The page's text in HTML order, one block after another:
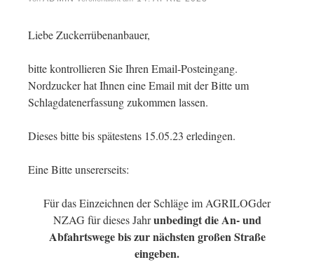
Liebe Zuckerrübenanbauer,
bitte kontrollieren Sie Ihren Email-Posteingang.
Nordzucker hat Ihnen eine Email mit der Bitte um
Schlagdatenerfassung zukommen lassen.
Dieses bitte bis spätestens 15.05.23 erledingen.
Eine Bitte unsererseits:
Für das Einzeichnen der Schläge im AGRILOGder
NZAG für dieses Jahrunbedingt die An- und
Abfahrtswege bis zur nächsten großen Straße
eingeben.